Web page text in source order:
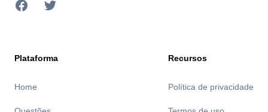
Facebook
Twitter
Plataforma
Home
Recursos
Política de privacidade